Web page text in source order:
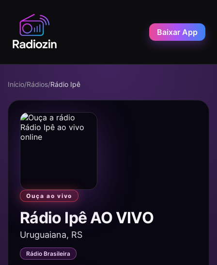
Baixar App
Início/Rádios/Rádio Ipê
Ouça ao vivo
Rádio Ipê AO VIVO
Uruguaiana, RS
Rádio Brasileira